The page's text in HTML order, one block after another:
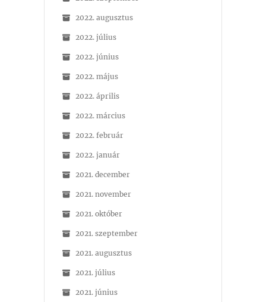
2022. augusztus
2022. július
2022. június
2022. május
2022. április
2022. március
2022. február
2022. január
2021. december
2021. november
2021. október
2021. szeptember
2021. augusztus
2021. július
2021. június